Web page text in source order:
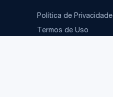
Política de Privacidade
Termos de Uso